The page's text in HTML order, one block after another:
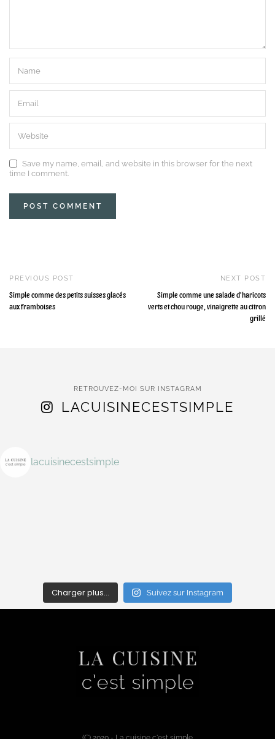
Save my name, email, and website in this browser for the next
time I comment.
PREVIOUS POST
Simple comme des petits suisses glacés
aux framboises
NEXT POST
Simple comme une salade d'haricots
verts et chou rouge, vinaigrette au citron
grillé
RETROUVEZ-MOI SUR INSTAGRAM
LACUISINECESTSIMPLE
lacuisinecestsimple
Charger plus… Suivez sur Instagram